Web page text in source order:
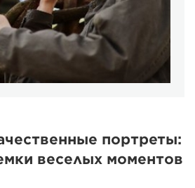
портреты:
веселых моментов